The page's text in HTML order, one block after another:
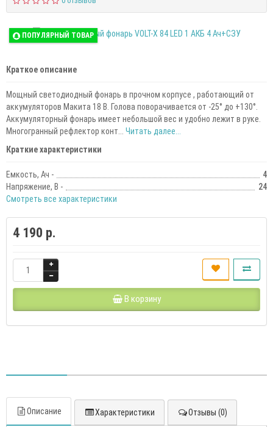
ПОПУЛЯРНЫЙ ТОВАР
Краткое описание
Мощный светодиодный фонарь в прочном корпусе , работающий от
аккумуляторов Макита 18 В. Голова поворачивается от -25° до +130°.
Аккумуляторный фонарь имеет небольшой вес и удобно лежит в руке.
Многогранный рефлектор конт... Читать далее...
Краткие характеристики
Емкость, Ач -
4
Напряжение, В -
24
Смотреть все характеристики
4 190 р.
В корзину
Описание Характеристики Отзывы (0)